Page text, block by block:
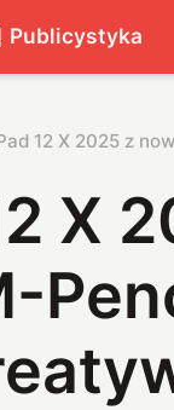
Publicystyka
12 X 2025 z
X